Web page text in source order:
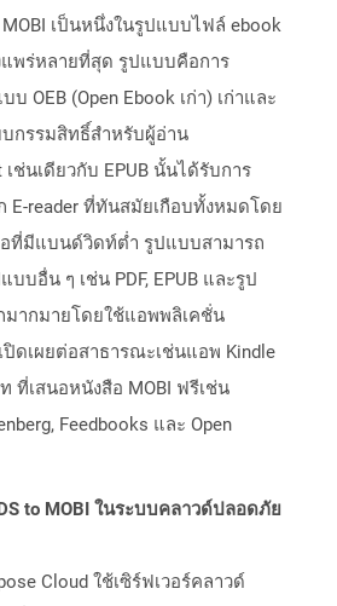
เป็นหนึ่งในรูปแบบไฟล์ ebook
พร่หลายที่สุด รูปแบบคือการ
บ OEB (Open Ebook เก่า) เก่าและ
กรรมสิทธิ์สำหรับผู้อ่าน
เช่นเดียวกับ EPUB นั้นได้รับการ
E-reader ที่ทันสมัยเกือบทั้งหมดโดย
ที่มีแบนด์วิดท์ต่ำ รูปแบบสามารถ
บบอื่น ๆ เช่น PDF, EPUB และรูป
ากมายโดยใช้แอพพลิเคชั่น
ดเผยต่อสาธารณะเช่นแอพ Kindle
ที่เสนอหนังสือ MOBI ฟรีเช่น
Feedbooks และ Open
to MOBI ในระบบคลาวด์ปลอดภัย
Cloud ใช้เซิร์ฟเวอร์คลาวด์